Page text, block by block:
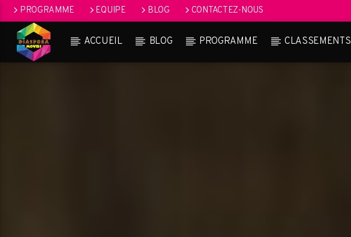
PROGRAMME EQUIPE BLOG CONTACTEZ-NOUS
ACCUEIL BLOG PROGRAMME CLASSEMENTS